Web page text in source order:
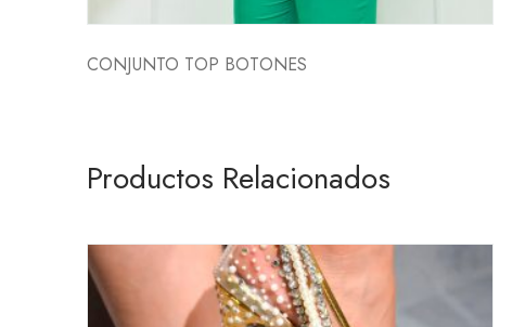
CONJUNTO TOP BOTONES
Productos Relacionados